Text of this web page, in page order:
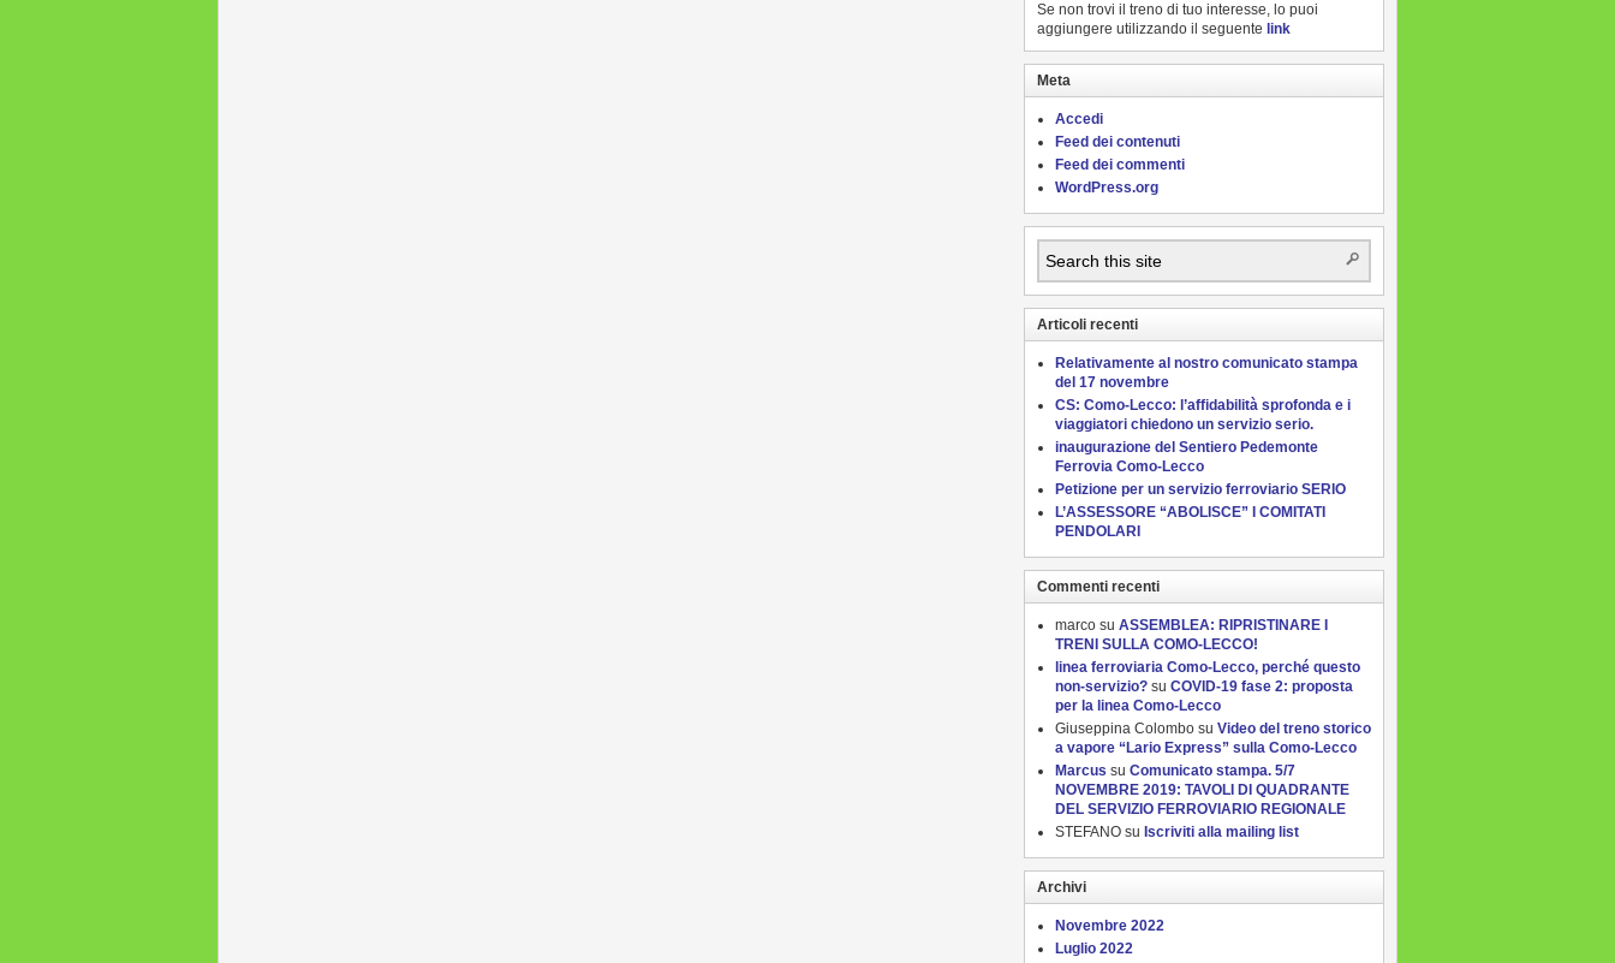
Se non trovi il treno di tuo interesse, lo puoi
aggiungere utilizzando il seguente link
Meta
Accedi
Feed dei contenuti
Feed dei commenti
WordPress.org
Articoli recenti
Relativamente al nostro comunicato stampa
del 17 novembre
CS: Como-Lecco: l’affidabilità sprofonda e i
viaggiatori chiedono un servizio serio.
inaugurazione del Sentiero Pedemonte
Ferrovia Como-Lecco
Petizione per un servizio ferroviario SERIO
L’ASSESSORE “ABOLISCE” I COMITATI
PENDOLARI
Commenti recenti
marco su ASSEMBLEA: RIPRISTINARE I
TRENI SULLA COMO-LECCO!
linea ferroviaria Como-Lecco, perché questo
non-servizio? su COVID-19 fase 2: proposta
per la linea Como-Lecco
Giuseppina Colombo su Video del treno storico
a vapore “Lario Express” sulla Como-Lecco
Marcus su Comunicato stampa. 5/7
NOVEMBRE 2019: TAVOLI DI QUADRANTE
DEL SERVIZIO FERROVIARIO REGIONALE
STEFANO su Iscriviti alla mailing list
Archivi
Novembre 2022
Luglio 2022